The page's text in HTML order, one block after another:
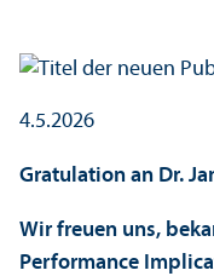
4.5.2026
Gratulation an Dr.
Wir freuen uns,
Performance